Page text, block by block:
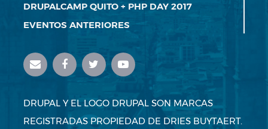
DRUPALCAMP QUITO + PHP DAY 2017
EVENTOS ANTERIORES
DRUPAL Y EL LOGO DRUPAL SON MARCAS
REGISTRADAS PROPIEDAD DE DRIES BUYTAERT.